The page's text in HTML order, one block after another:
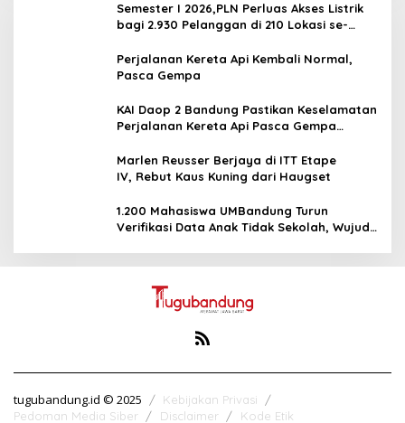
Semester I 2026,PLN Perluas Akses Listrik
bagi 2.930 Pelanggan di 210 Lokasi se-
Perjalanan Kereta Api Kembali Normal,
Pasca Gempa
KAI Daop 2 Bandung Pastikan Keselamatan
Perjalanan Kereta Api Pasca Gempa
Berlangsung
Marlen Reusser Berjaya di ITT Etape
IV, Rebut Kaus Kuning dari Haugset
1.200 Mahasiswa UMBandung Turun
Verifikasi Data Anak Tidak Sekolah, Wujud
tugubandung.id © 2025
Kebijakan Privasi
Pedoman Media Siber
Disclaimer Kode Etik